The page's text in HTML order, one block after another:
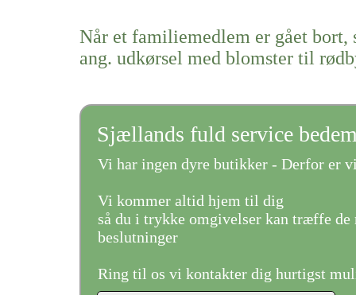
Når et familiemedlem er gået bort,
ang. udkørsel med blomster til
Sjællands fuld service
Vi har ingen dyre butikker - Derfor er
Vi kommer altid hjem til dig
så du i trykke omgivelser kan træffe de
beslutninger
Ring til os vi kontakter dig hurtigst